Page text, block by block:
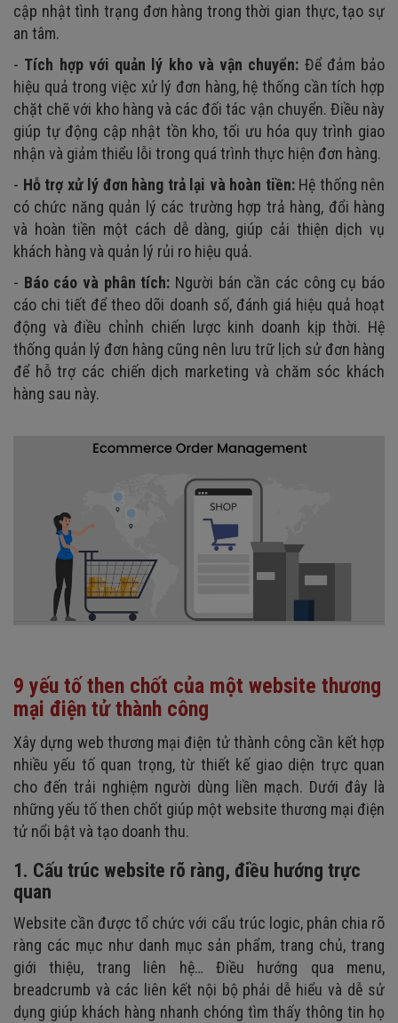
cập nhật tình trạng đơn hàng trong thời gian thực, tạo sự
an tâm.
- Tích hợp với quản lý kho và vận chuyển: Để đảm bảo
hiệu quả trong việc xử lý đơn hàng, hệ thống cần tích hợp
chặt chẽ với kho hàng và các đối tác vận chuyển. Điều này
giúp tự động cập nhật tồn kho, tối ưu hóa quy trình giao
nhận và giảm thiểu lỗi trong quá trình thực hiện đơn hàng.
- Hỗ trợ xử lý đơn hàng trả lại và hoàn tiền:Hệ thống nên
có chức năng quản lý các trường hợp trả hàng, đổi hàng
và hoàn tiền một cách dễ dàng, giúp cải thiện dịch vụ
khách hàng và quản lý rủi ro hiệu quả.
- Báo cáo và phân tích: Người bán cần các công cụ báo
cáo chi tiết để theo dõi doanh số, đánh giá hiệu quả hoạt
động và điều chỉnh chiến lược kinh doanh kịp thời. Hệ
thống quản lý đơn hàng cũng nên lưu trữ lịch sử đơn hàng
để hỗ trợ các chiến dịch marketing và chăm sóc khách
hàng sau này.
9 yếu tố then chốt của một website thương
mại điện tử thành công
Xây dựng web thương mại điện tử thành công cần kết hợp
nhiều yếu tố quan trọng, từ thiết kế giao diện trực quan
cho đến trải nghiệm người dùng liền mạch. Dưới đây là
những yếu tố then chốt giúp một website thương mại điện
tử nổi bật và tạo doanh thu.
1. Cấu trúc website rõ ràng, điều hướng trực
quan
Website cần được tổ chức với cấu trúc logic, phân chia rõ
ràng các mục như danh mục sản phẩm, trang chủ, trang
giới thiệu, trang liên hệ… Điều hướng qua menu,
breadcrumb và các liên kết nội bộ phải dễ hiểu và dễ sử
dụng giúp khách hàng nhanh chóng tìm thấy thông tin họ